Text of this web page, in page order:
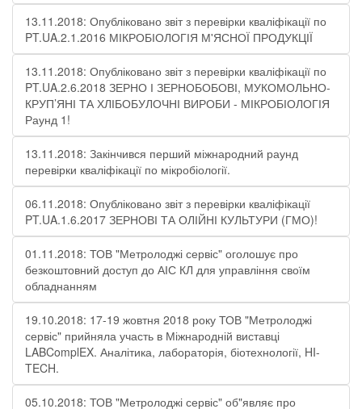
13.11.2018: Опубліковано звіт з перевірки кваліфікації по
PT.UA.2.1.2016 МІКРОБІОЛОГІЯ М'ЯСНОЇ ПРОДУКЦІЇ
13.11.2018: Опубліковано звіт з перевірки кваліфікації по
PT.UA.2.6.2018 ЗЕРНО І ЗЕРНОБОБОВІ, МУКОМОЛЬНО-
КРУП’ЯНІ ТА ХЛІБОБУЛОЧНІ ВИРОБИ - МІКРОБІОЛОГІЯ
Раунд 1!
13.11.2018: Закінчився перший міжнародний раунд
перевірки кваліфікації по мікробіології.
06.11.2018: Опубліковано звіт з перевірки кваліфікації
PT.UA.1.6.2017 ЗЕРНОВІ ТА ОЛІЙНІ КУЛЬТУРИ (ГМО)!
01.11.2018: ТОВ "Метролоджі сервіс" оголошує про
безкоштовний доступ до АІС КЛ для управління своїм
обладнанням
19.10.2018: 17-19 жовтня 2018 року ТОВ "Метролоджі
сервіс" прийняла участь в Міжнародній виставці
LABComplEX. Аналітика, лабораторія, біотехнології, HI-
TECH.
05.10.2018: ТОВ "Метролоджі сервіс" об"являє про